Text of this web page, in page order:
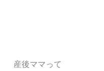
産後ママって